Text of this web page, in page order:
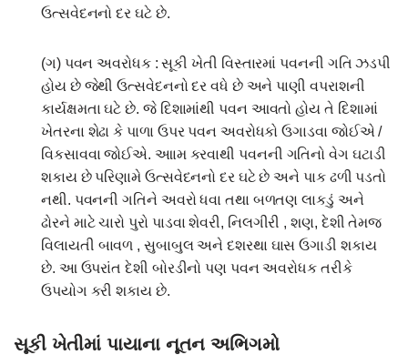
ઉત્સવેદનનો દર ઘટે છે.
(ગ) પવન અવરોધક : સૂકી ખેતી વિસ્તારમાં પવનની ગતિ ઝડપી
હોય છે જેથી ઉત્સવેદનનો દર વધે છે અને પાણી વપરાશની
કાર્યક્ષમતા ઘટે છે. જે દિશામાંથી પવન આવતો હોય તે દિશામાં
ખેતરના શેઢા કે પાળા ઉપર પવન અવરોધકો ઉગાડવા જોઈએ /
વિકસાવવા જોઈએ. આામ કરવાથી પવનની ગતિનો વેગ ઘટાડી
શકાય છે પરિણામે ઉત્સવેદનનો દર ઘટે છે અને પાક ઢળી પડતો
નથી. પવનની ગતિને અવરો ધવા તથા બળતણ લાકડું અને
ઢોરને માટે ચારો પુરો પાડવા શેવરી, નિલગીરી , શણ, દેશી તેમજ
વિલાયતી બાવળ , સુબાબુલ અને દશરથા ઘાસ ઉગાડી શકાય
છે. આ ઉપરાંત દેશી બોરડીનો પણ પવન અવરોધક તરીકે
ઉપયોગ કરી શકાય છે.
સૂકી ખેતીમાં પાયાના નૂતન અભિગમો